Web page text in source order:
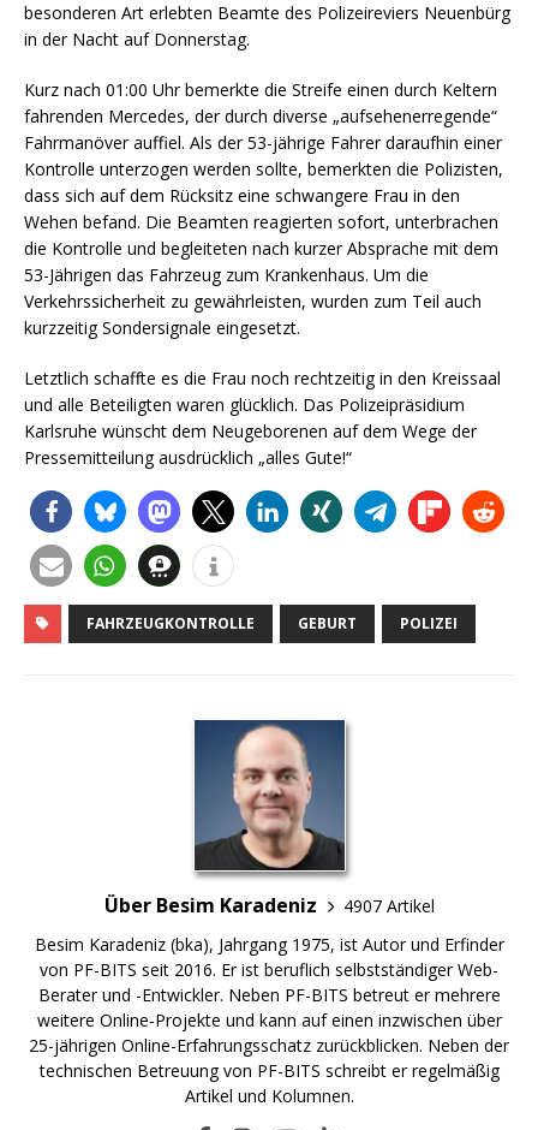
besonderen Art erlebten Beamte des Polizeireviers Neuenbürg
in der Nacht auf Donnerstag.
Kurz nach 01:00 Uhr bemerkte die Streife einen durch Keltern
fahrenden Mercedes, der durch diverse „aufsehenerregende“
Fahrmanöver auffiel. Als der 53-jährige Fahrer daraufhin einer
Kontrolle unterzogen werden sollte, bemerkten die Polizisten,
dass sich auf dem Rücksitz eine schwangere Frau in den
Wehen befand. Die Beamten reagierten sofort, unterbrachen
die Kontrolle und begleiteten nach kurzer Absprache mit dem
53-Jährigen das Fahrzeug zum Krankenhaus. Um die
Verkehrssicherheit zu gewährleisten, wurden zum Teil auch
kurzzeitig Sondersignale eingesetzt.
Letztlich schaffte es die Frau noch rechtzeitig in den Kreissaal
und alle Beteiligten waren glücklich. Das Polizeipräsidium
Karlsruhe wünscht dem Neugeborenen auf dem Wege der
Pressemitteilung ausdrücklich „alles Gute!“
FAHRZEUGKONTROLLE GEBURT POLIZEI
Über Besim Karadeniz
4907 Artikel
Besim Karadeniz (bka), Jahrgang 1975, ist Autor und Erfinder
von PF-BITS seit 2016. Er ist beruflich selbstständiger Web-
Berater und -Entwickler. Neben PF-BITS betreut er mehrere
weitere Online-Projekte und kann auf einen inzwischen über
25-jährigen Online-Erfahrungsschatz zurückblicken. Neben der
technischen Betreuung von PF-BITS schreibt er regelmäßig
Artikel und Kolumnen.